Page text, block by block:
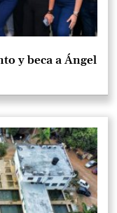
y beca a Ángel